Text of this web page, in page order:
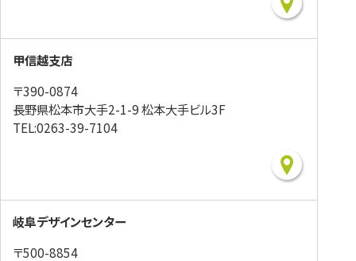
甲信越支店
〒390-0874
長野県松本市大手2-1-9 松本大手ビル3F
TEL:0263-39-7104
岐阜デザインセンター
〒500-8854